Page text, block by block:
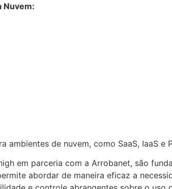
Nuvem:
ambientes de nuvem, como SaaS, IaaS
em parceria com a Arrobanet, são
abordar de maneira eficaz a